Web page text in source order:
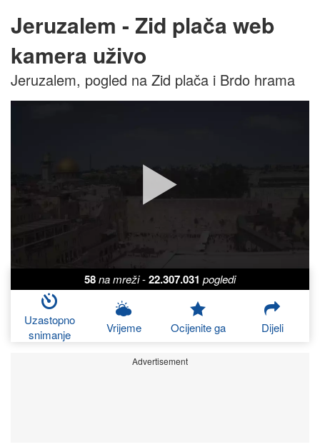
Jeruzalem - Zid plača web
kamera uživo
Jeruzalem, pogled na Zid plača i Brdo hrama
58na mreži-22.307.031 pogledi
Uzastopno
snimanje
Vrijeme Ocijenite ga Dijeli
Advertisement